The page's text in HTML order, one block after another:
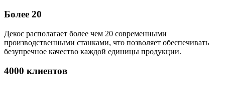
Более 20
Декос располагает более чем 20 современными
производственными станками, что позволяет обеспечивать
безупречное качество каждой единицы продукции.
4000 клиентов